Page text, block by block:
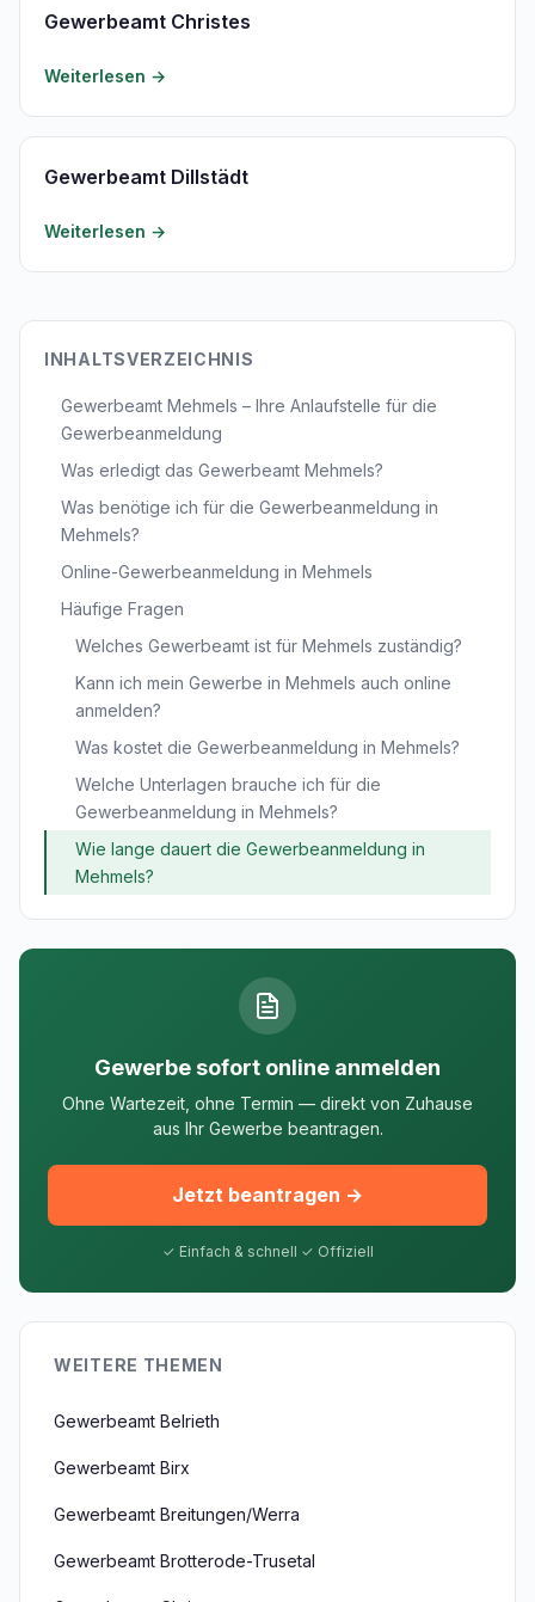
Gewerbeamt Christes
Weiterlesen →
Gewerbeamt Dillstädt
Weiterlesen →
INHALTSVERZEICHNIS
Gewerbeamt Mehmels – Ihre Anlaufstelle für die
Gewerbeanmeldung
Was erledigt das Gewerbeamt Mehmels?
Was benötige ich für die Gewerbeanmeldung in
Mehmels?
Online-Gewerbeanmeldung in Mehmels
Häufige Fragen
Welches Gewerbeamt ist für Mehmels zuständig?
Kann ich mein Gewerbe in Mehmels auch online
anmelden?
Was kostet die Gewerbeanmeldung in Mehmels?
Welche Unterlagen brauche ich für die
Gewerbeanmeldung in Mehmels?
Wie lange dauert die Gewerbeanmeldung in
Mehmels?
Gewerbe sofort online anmelden
Ohne Wartezeit, ohne Termin — direkt von Zuhause
aus Ihr Gewerbe beantragen.
Jetzt beantragen →
✓ Einfach & schnell ✓ Offiziell
WEITERE THEMEN
Gewerbeamt Belrieth
Gewerbeamt Birx
Gewerbeamt Breitungen/Werra
Gewerbeamt Brotterode-Trusetal